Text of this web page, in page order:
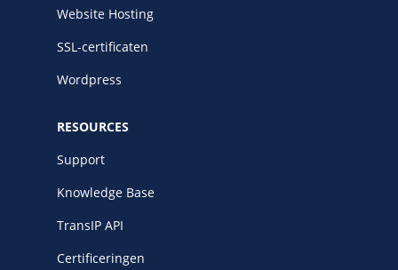
Website Hosting
SSL-certificaten
Wordpress
RESOURCES
Support
Knowledge Base
TransIP API
Certificeringen